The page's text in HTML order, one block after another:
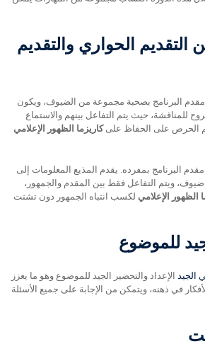
التقديم الحواري والتقديم
مقدم البرنامج بصحبة مجموعة من الضيوف، ويكون
للمناقشة، حيث يتم التفاعل بينهم والاستماع
الحرص على الحفاظ علىكاريزما الظهور الإعلامي
مقدم البرنامج بمفرده. يقدم المذيع المعلومات إلى
ويتم التفاعل فقط بين المقدم والجمهور،
الظهور الإعلامي لكسب انتباه الجمهور دون تشتت
للموضوع
الجيد
الإعداد والتحضير الجيد للموضوع وهو ما يعزز
في ذهنه، ويتمكن من الإجابة على جميع الأسئلة